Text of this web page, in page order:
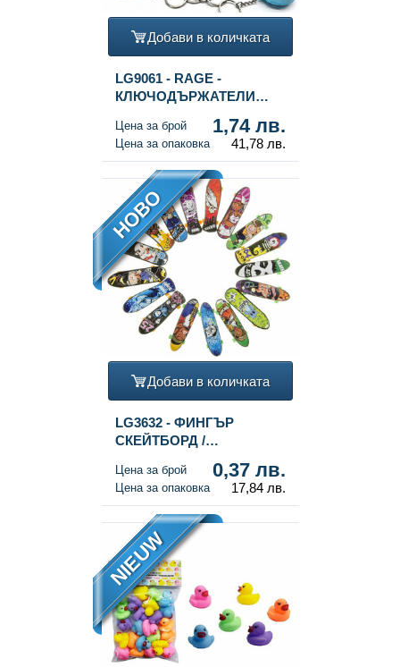
Добави в количката
LG9061 - RAGE -
КЛЮЧОДЪРЖАТЕЛИ
МИКС ЦВЕТОВЕ - В
ДИСПЛЕЙ (24 бр.)
Цена за брой 1,74 лв.
Цена за опаковка 41,78 лв.
НОВО
Добави в количката
LG3632 - ФИНГЪР
СКЕЙТБОРД /
(48 бр.)
Цена за брой 0,37 лв.
Цена за опаковка 17,84 лв.
NIEUW